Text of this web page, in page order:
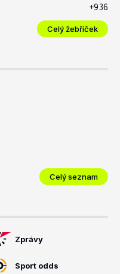
+936
Celý žebříček
Celý seznam
Zprávy
Sport odds